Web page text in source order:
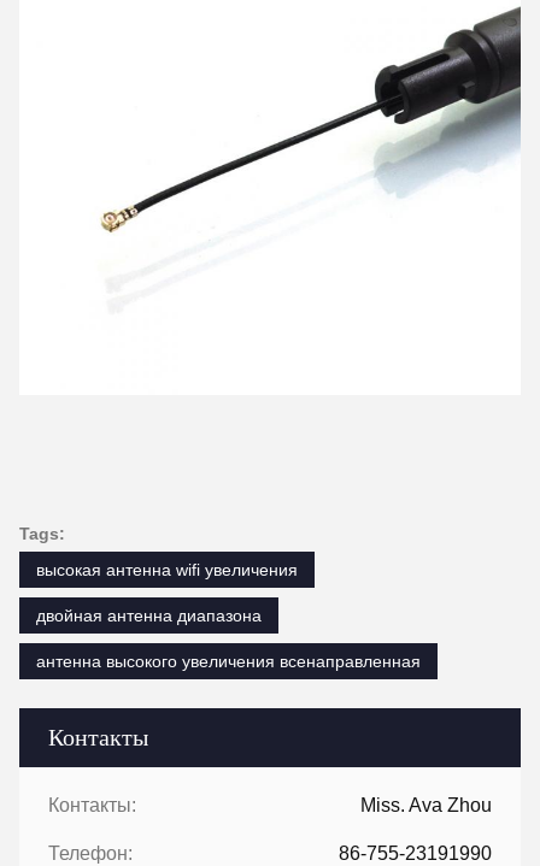
Контакты
Контакты: Miss. Ava Zhou
Телефон: 86-755-23191990
Tags:
высокая антенна wifi увеличения
двойная антенна диапазона
антенна высокого увеличения всенаправленная